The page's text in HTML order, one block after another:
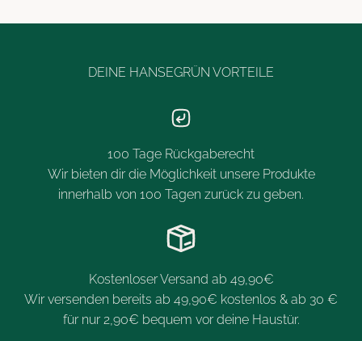
DEINE HANSEGRÜN VORTEILE
100 Tage Rückgaberecht
Wir bieten dir die Möglichkeit unsere Produkte
innerhalb von 100 Tagen zurück zu geben.
Kostenloser Versand ab 49,90€
Wir versenden bereits ab 49,90€ kostenlos & ab 30 €
für nur 2,90€ bequem vor deine Haustür.